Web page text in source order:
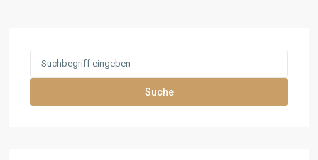
Suche